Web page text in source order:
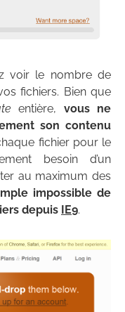
voir le nombre de
fichiers. Bien que
entière, vous ne
son contenu
fichier pour le
besoin d’un
au maximum des
impossible de
depuis
IE9.